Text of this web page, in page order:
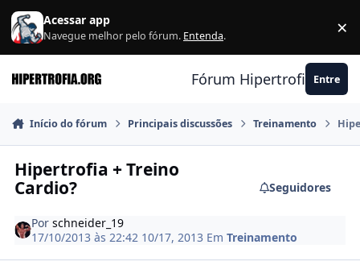
Ir para conteúdo
Acessar app
Navegue melhor pelo fórum. Entenda. ×
Fórum Hipertrofia.org
Entre
Início do fórum Principais discussões Treinamento
Hipertrofia + Treino
Cardio?
Seguidores
Porschneider_19
17/10/2013 às 22:42 10/17, 2013 EmTreinamento